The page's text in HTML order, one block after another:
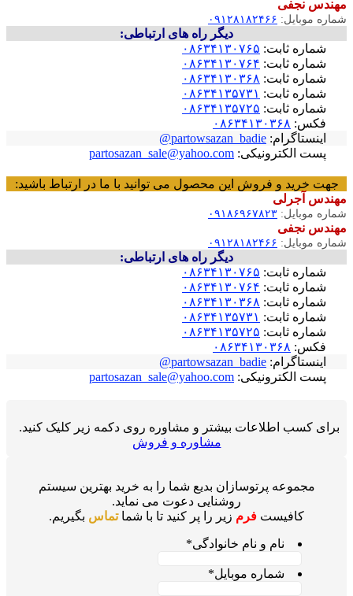
مهندس نجفی
شماره موبایل: ۰۹۱۲۸۱۸۲۴۶۶
دیگر راه های ارتباطی:
شماره ثابت: ۰۸۶۳۴۱۳۰۷۶۵
شماره ثابت: ۰۸۶۳۴۱۳۰۷۶۴
شماره ثابت: ۰۸۶۳۴۱۳۰۳۶۸
شماره ثابت: ۰۸۶۳۴۱۳۵۷۳۱
شماره ثابت: ۰۸۶۳۴۱۳۵۷۲۵
فکس: ۰۸۶۳۴۱۳۰۳۶۸
اینستاگرام: partowsazan_badie@
پست الکترونیکی: partosazan_sale@yahoo.com
جهت خرید و فروش این محصول می توانید با ما در ارتباط باشید:
مهندس آجرلی
شماره موبایل: ۰۹۱۸۶۹۶۷۸۲۳
مهندس نجفی
شماره موبایل: ۰۹۱۲۸۱۸۲۴۶۶
دیگر راه های ارتباطی:
شماره ثابت: ۰۸۶۳۴۱۳۰۷۶۵
شماره ثابت: ۰۸۶۳۴۱۳۰۷۶۴
شماره ثابت: ۰۸۶۳۴۱۳۰۳۶۸
شماره ثابت: ۰۸۶۳۴۱۳۵۷۳۱
شماره ثابت: ۰۸۶۳۴۱۳۵۷۲۵
فکس: ۰۸۶۳۴۱۳۰۳۶۸
اینستاگرام: partowsazan_badie@
پست الکترونیکی: partosazan_sale@yahoo.com
برای کسب اطلاعات بیشتر و مشاوره روی دکمه زیر کلیک کنید.
مشاوره و فروش
مجموعه پرتوسازان بدیع شما را به خرید بهترین سیستم
روشنایی دعوت می نماید.
کافیست فرم زیر را پر کنید تا با شماتماس بگیریم.
نام و نام خانوادگی*
شماره موبایل*